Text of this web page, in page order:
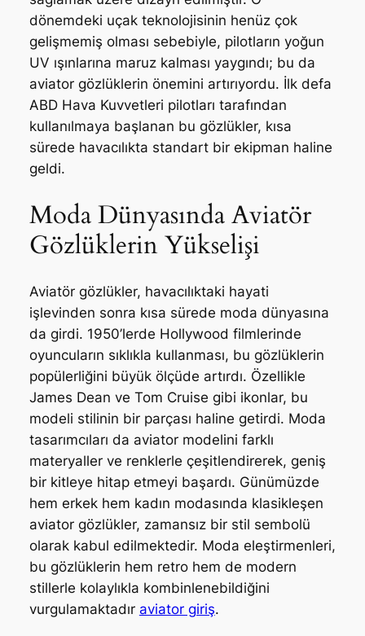
dönemdeki uçak teknolojisinin henüz çok
gelişmemiş olması sebebiyle, pilotların yoğun
UV ışınlarına maruz kalması yaygındı; bu da
aviator gözlüklerin önemini artırıyordu. İlk defa
ABD Hava Kuvvetleri pilotları tarafından
kullanılmaya başlanan bu gözlükler, kısa
sürede havacılıkta standart bir ekipman haline
geldi.
Moda Dünyasında Aviatör
Gözlüklerin Yükselişi
Aviatör gözlükler, havacılıktaki hayati
işlevinden sonra kısa sürede moda dünyasına
da girdi. 1950’lerde Hollywood filmlerinde
oyuncuların sıklıkla kullanması, bu gözlüklerin
popülerliğini büyük ölçüde artırdı. Özellikle
James Dean ve Tom Cruise gibi ikonlar, bu
modeli stilinin bir parçası haline getirdi. Moda
tasarımcıları da aviator modelini farklı
materyaller ve renklerle çeşitlendirerek, geniş
bir kitleye hitap etmeyi başardı. Günümüzde
hem erkek hem kadın modasında klasikleşen
aviator gözlükler, zamansız bir stil sembolü
olarak kabul edilmektedir. Moda eleştirmenleri,
bu gözlüklerin hem retro hem de modern
stillerle kolaylıkla kombinlenebildiğini
vurgulamaktadır aviator giriş.